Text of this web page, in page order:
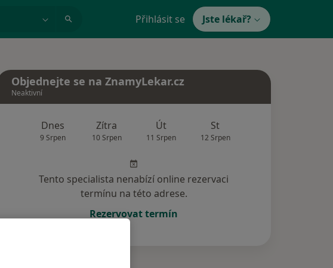
Přihlásit se Jste lékař?
Objednejte se na ZnamyLekar.cz
Neaktivní
Dnes
9 Srpen
Zítra
10 Srpen
Út
11 Srpen
St
12 Srpen
Tento specialista nenabízí online rezervaci
termínu na této adrese.
Rezervovat termín